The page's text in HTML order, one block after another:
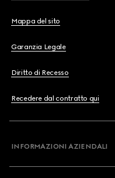
Mappa del sito
Garanzia Legale
Diritto di Recesso
Recedere dal contratto qui
INFORMAZIONI AZIENDALI